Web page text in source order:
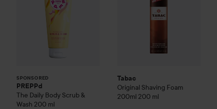
SPONSORED
PREPPd
The Daily Body Scrub &
Wash 200 ml
Tabac
Original Shaving Foam
200ml 200 ml